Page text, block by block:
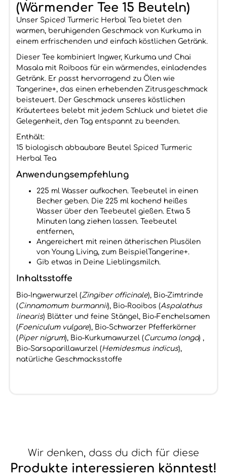
(Wärmender Tee 15 Beuteln)
Unser Spiced Turmeric Herbal Tea bietet den
warmen, beruhigenden Geschmack von Kurkuma in
einem erfrischenden und einfach köstlichen Getränk.
Dieser Tee kombiniert Ingwer, Kurkuma und Chai
Masala mit Roiboos für ein wärmendes, einladendes
Getränk. Er passt hervorragend zu Ölen wie
Tangerine+, das einen erhebenden Zitrusgeschmack
beisteuert. Der Geschmack unseres köstlichen
Kräutertees belebt mit jedem Schluck und bietet die
Gelegenheit, den Tag entspannt zu beenden.
Enthält:
15 biologisch abbaubare Beutel Spiced Turmeric
Herbal Tea
Anwendungsempfehlung
225 ml Wasser aufkochen. Teebeutel in einen
Becher geben. Die 225 ml kochend heißes
Wasser über den Teebeutel gießen. Etwa 5
Minuten lang ziehen lassen. Teebeutel
entfernen,
Angereichert mit reinen ätherischen Plusölen
von Young Living, zum BeispielTangerine+.
Gib etwas in Deine Lieblingsmilch.
Inhaltsstoffe
Bio-Ingwerwurzel (Zingiber officinale), Bio-Zimtrinde
(Cinnamomum burmannii), Bio-Rooibos (Aspalathus
linearis) Blätter und feine Stängel, Bio-Fenchelsamen
(Foeniculum vulgare), Bio-Schwarzer Pfefferkörner
(Piper nigrum), Bio-Kurkumawurzel (Curcuma longa) ,
Bio-Sarsaparillawurzel (Hemidesmus indicus),
natürliche Geschmacksstoffe
Wir denken, dass du dich für diese
Produkte interessieren könntest!